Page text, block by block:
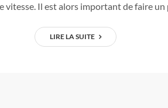
vitesse. Il est alors important de faire
LIRE LA SUITE